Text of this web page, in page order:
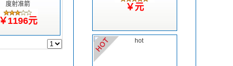
度射准箭
￥1196元
￥元